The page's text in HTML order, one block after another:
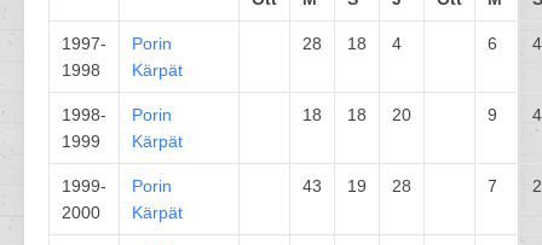
1997-
1998
Porin
Kärpät
28 18 4 6 4
1998-
1999
Porin
Kärpät
18 18 20 9 4
1999-
2000
Porin
Kärpät
43 19 28 7 2